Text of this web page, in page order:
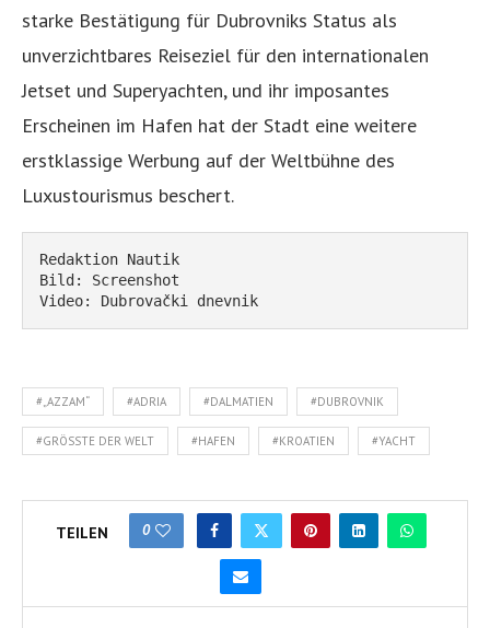
starke Bestätigung für Dubrovniks Status als
unverzichtbares Reiseziel für den internationalen
Jetset und Superyachten, und ihr imposantes
Erscheinen im Hafen hat der Stadt eine weitere
erstklassige Werbung auf der Weltbühne des
Luxustourismus beschert.
Redaktion Nautik
Bild: Screenshot
Video: Dubrovački dnevnik
#„AZZAM“ #ADRIA #DALMATIEN #DUBROVNIK
#GRÖSSTE DER WELT #HAFEN #KROATIEN #YACHT
TEILEN 0